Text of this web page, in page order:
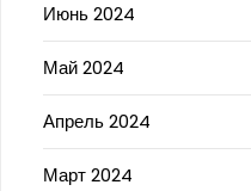
Июнь 2024
Май 2024
Апрель 2024
Март 2024